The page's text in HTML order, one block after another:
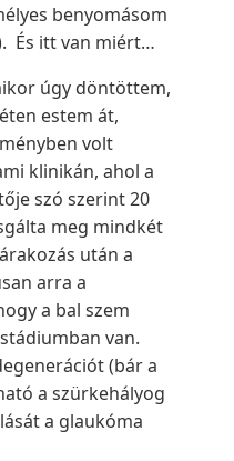
benyomásom
És itt van miért…
úgy döntöttem,
estem át,
volt
klinikán, ahol a
szó szerint 20
meg mindkét
után a
arra a
a bal szem
van.
(bár a
a szürkehályog
a glaukóma